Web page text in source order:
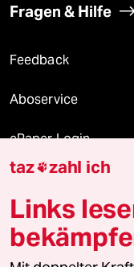
Fragen & Hilfe
Feedback
Aboservice
ePaper Login
Downloads für
© 2026 taz Verlags
taz zahl ich
Links